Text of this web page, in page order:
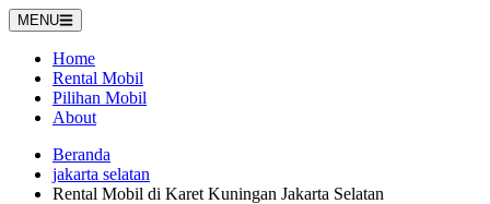
Langsung
ke
konten
MENU
Home
Rental Mobil
Pilihan Mobil
About
Beranda
jakarta selatan
Rental Mobil di Karet Kuningan Jakarta Selatan